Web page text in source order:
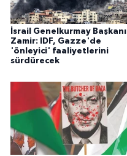
İsrail Genelkurmay Başkanı
Zamir: IDF, Gazze'de
'önleyici' faaliyetlerini
sürdürecek